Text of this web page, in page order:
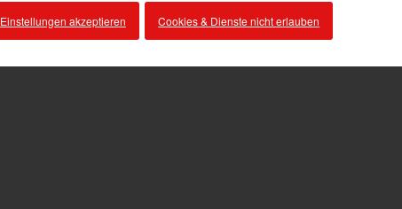
Einstellungen akzeptieren Cookies & Dienste nicht erlauben